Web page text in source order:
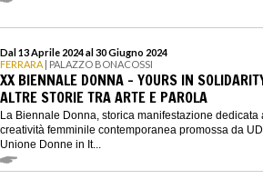
Dal 13 Aprile 2024 al 30 Giugno 2024
FERRARA | PALAZZO BONACOSSI
XX BIENNALE DONNA - YOURS IN
ALTRE STORIE TRA ARTE E PAROLA
La Biennale Donna, storica manifestazione dedicata
creatività femminile contemporanea promossa da
Unione Donne in It...